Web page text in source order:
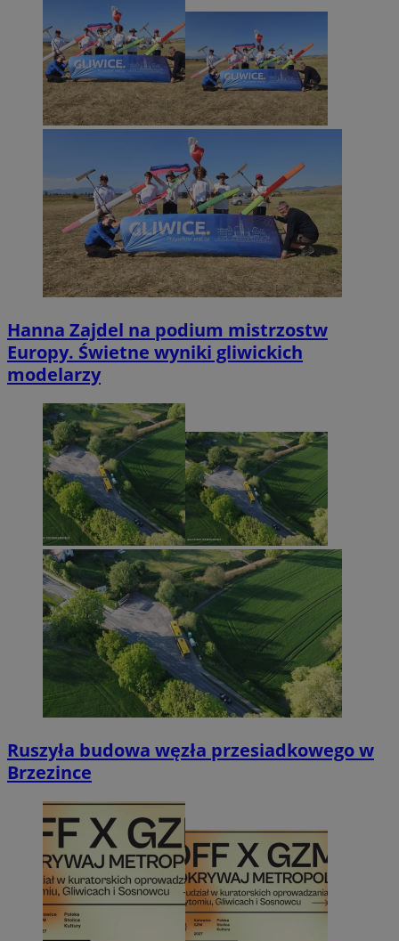
Hanna Zajdel na podium mistrzostw
Europy. Świetne wyniki gliwickich
modelarzy
Ruszyła budowa węzła przesiadkowego w
Brzezince